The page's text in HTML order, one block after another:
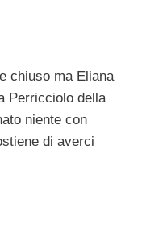
chiuso ma Eliana
Perricciolo della
niente con
di averci